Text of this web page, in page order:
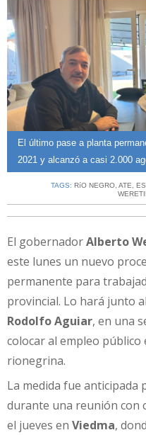
El último pase a planta
2021 y alcanzó a casi 2.000
TAGS: RíO NEGRO, ATE,
El gobernadorAlberto
este lunes un nuevo
permanente para
provincial. Lo hará junto
Rodolfo Aguiar, en una
colocar al empleo público
rionegrina.
La medida fue
durante una reunión con
el jueves en Viedma,